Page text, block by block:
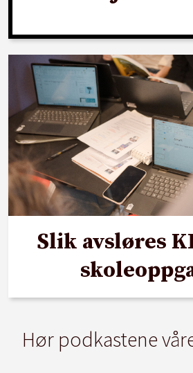
Slik avsløres
Hør podkastene